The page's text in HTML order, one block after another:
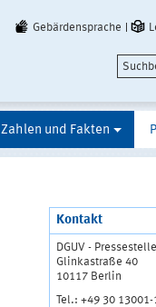
Gebärdensprache
Zahlen und Fakten
Kontakt
DGUV - Pressestelle
Glinkastraße 40
10117 Berlin
Tel.: +49 30 13001-